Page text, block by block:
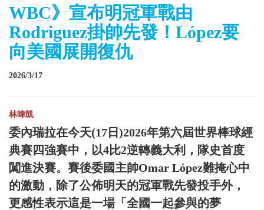
WBC》宣布明冠軍戰由
Rodriguez掛帥先發！López要
向美國展開復仇
2026/3/17
林暐凱
委內瑞拉在今天(17日)2026年第六屆世界棒球經
典賽四強賽中，以4比2逆轉義大利，隊史首度
闖進決賽。賽後委國主帥Omar López難掩心中
的激動，除了公佈明天的冠軍戰先發投手外，
更感性表示這是一場「全國一起參與的夢